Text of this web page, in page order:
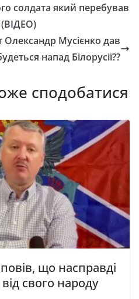
солдата який перебував
Олександр Мусієнко дав
напад Білорусії??
сподобатися
що насправді
свого народу